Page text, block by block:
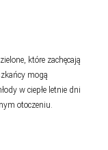
które zachęcają
mogą
w ciepłe letnie dni
otoczeniu.